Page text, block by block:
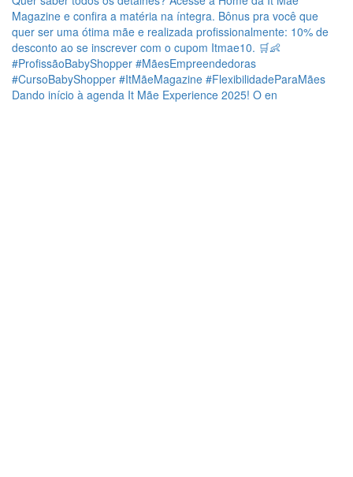
Dando início à agenda It Mãe Experience 2025! O en